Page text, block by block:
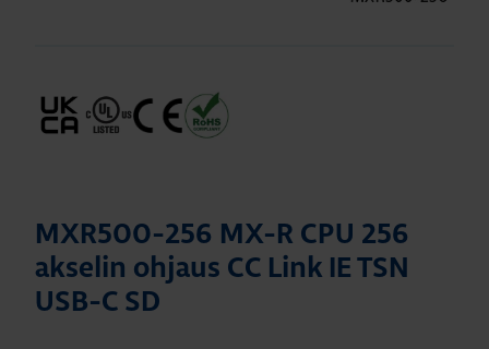
MXR500-256 MX-R CPU 256
akselin ohjaus CC Link IE TSN
USB-C SD